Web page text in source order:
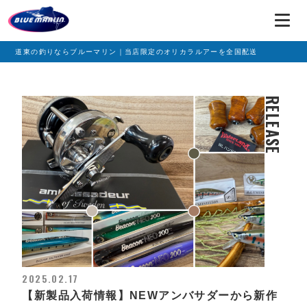
道東の釣りならブルーマリン｜当店限定のオリカラルアーを全国配送
RELEASE
2025.02.17
【新製品入荷情報】NEWアンバサダーから新作